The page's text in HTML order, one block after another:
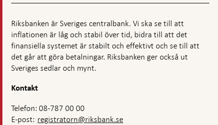
Riksbanken är Sveriges centralbank. Vi ska se till att
inflationen är låg och stabil över tid, bidra till att det
finansiella systemet är stabilt och effektivt och se till att
det går att göra betalningar. Riksbanken ger också ut
Sveriges sedlar och mynt.
Kontakt
Telefon: 08-787 00 00
E-post: registratorn@riksbank.se